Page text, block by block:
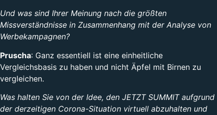
Und was sind Ihrer Meinung nach die größten
Missverständnisse in Zusammenhang mit der Analyse von
Werbekampagnen?
Pruscha: Ganz essentiell ist eine einheitliche
Vergleichsbasis zu haben und nicht Äpfel mit Birnen zu
vergleichen.
Was halten Sie von der Idee, den JETZT SUMMIT aufgrund
der derzeitigen Corona-Situation virtuell abzuhalten und